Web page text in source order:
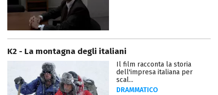
K2 - La montagna degli italiani
Il film racconta la storia
dell'impresa italiana per
scal...
DRAMMATICO